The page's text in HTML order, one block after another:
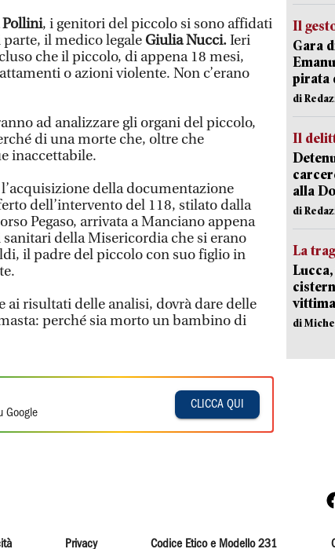
Pollini, i genitori del piccolo si sono affidati
il medico legaleGiulia Nucci.Ieri
che il piccolo, di appena 18 mesi,
o azioni violente. Non c’erano
ad analizzare gli organi del piccolo,
di una morte che, oltre che
inaccettabile.
della documentazione
dell’intervento del 118, stilato dalla
Pegaso, arrivata a Manciano appena
della Misericordia che si erano
il padre del piccolo con suo figlio in
ai risultati delle analisi, dovrà dare delle
perché sia morto un bambino di
Google
CLICCA QUI
Il
Gara
pirata
di
Il
alla
di
La
vittima
di
Privacy Codice Etico e Modello 231